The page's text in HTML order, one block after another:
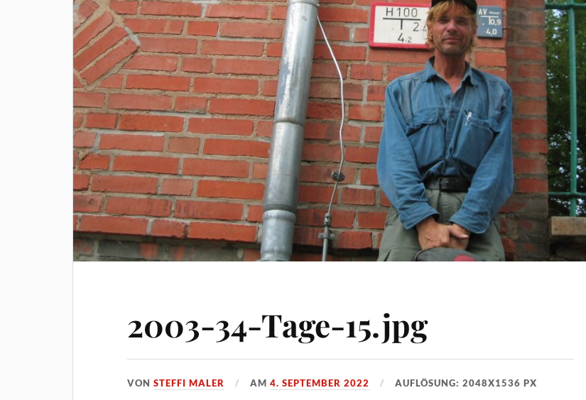
2003-34-Tage-15.jpg
VONSTEFFI MALER AM4. SEPTEMBER 2022 AUFLÖSUNG: 2048X1536 PX